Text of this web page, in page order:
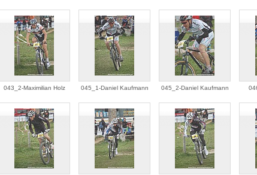
043_2-Maximilian Holz 045_1-Daniel Kaufmann 045_2-Daniel Kaufmann